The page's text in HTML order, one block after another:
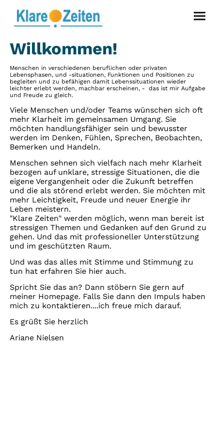
Willkommen!
Menschen in verschiedenen beruflichen oder privaten
Lebensphasen, und -situationen, Funktionen und Positionen zu
begleiten und zu befähigen damit Lebenssituationen wieder
leichter erlebt werden, machbar erscheinen, - das ist mir Aufgabe
und Freude zu gleich.
Viele Menschen und/oder Teams wünschen sich oft
mehr Klarheit im gemeinsamen Umgang. Sie
möchten handlungsfähiger sein und bewusster
werden im Denken, Fühlen, Sprechen, Beobachten,
Bemerken und Handeln.
Menschen sehnen sich vielfach nach mehr Klarheit
bezogen auf unklare, stressige Situationen, die die
eigene Vergangenheit oder die Zukunft betreffen
und die als störend erlebt werden. Sie möchten mit
mehr Leichtigkeit, Freude und neuer Energie ihr
Leben meistern.
"Klare Zeiten" werden möglich, wenn man bereit ist
stressigen Themen und Gedanken auf den Grund zu
gehen. Und das mit professioneller Unterstützung
und im geschützten Raum.
Und was das alles mit Stimme und Stimmung zu
tun hat erfahren Sie hier auch.
Spricht Sie das an? Dann stöbern Sie gern auf
meiner Homepage. Falls Sie dann den Impuls haben
mich zu kontaktieren....ich freue mich darauf.
Es grüßt Sie herzlich
Ariane Nielsen